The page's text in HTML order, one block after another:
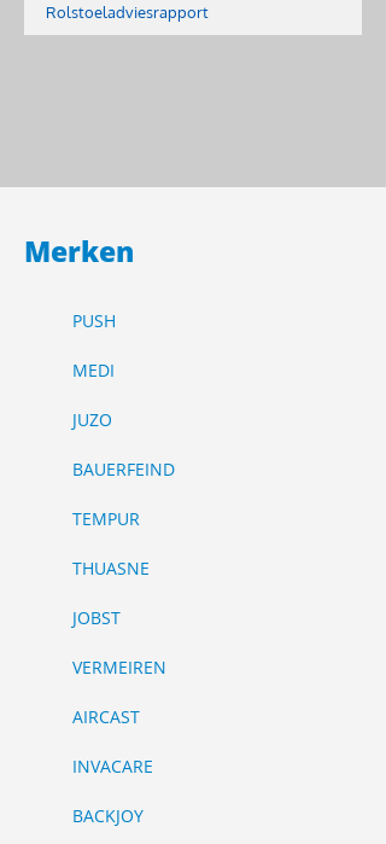
Rolstoeladviesrapport
Merken
PUSH
MEDI
JUZO
BAUERFEIND
​​TEMPUR
THUASNE
JOBST
VERMEIREN
AIRCAST
INVACARE
BACKJOY